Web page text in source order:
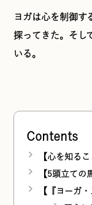
ヨガは心を制御す
探ってきた。そし
いる。
Contents
【心を知る
【5頭立ての
【『ヨーガ